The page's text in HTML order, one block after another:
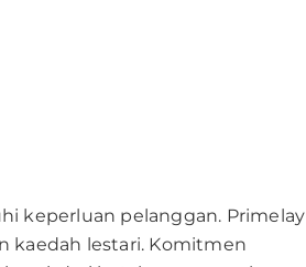
keperluan pelanggan. Primelay
kaedah lestari. Komitmen